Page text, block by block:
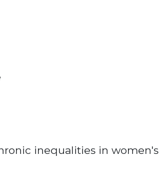
inequalities in women's